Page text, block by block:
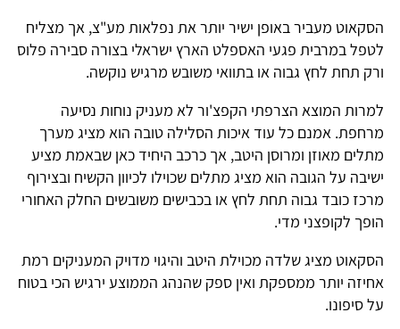
הסקאוט מעביר באופן ישיר יותר את נפלאות מע"צ, אך מצליח
לטפל במרבית פגעי האספלט הארץ ישראלי בצורה סבירה פלוס
ורק תחת לחץ גבוה או בתוואי משובש מרגיש נוקשה.
למרות המוצא הצרפתי הקפצ'ור לא מעניק נוחות נסיעה
מרחפת. אמנם כל עוד איכות הסלילה טובה הוא מציג מערך
מתלים מאוזן ומרוסן היטב, אך כרכב היחיד כאן שבאמת מציע
ישיבה על הגובה הוא מציג מתלים שכוילו לכיוון הקשיח ובצירוף
מרכז כובד גבוה תחת לחץ או בכבישים משובשים החלק האחורי
הופך לקופצני מדי.
הסקאוט מציג שלדה מכוילת היטב והיגוי מדויק המעניקים רמת
אחיזה יותר ממספקת ואין ספק שהנהג הממוצע ירגיש הכי בטוח
על סיפונו.